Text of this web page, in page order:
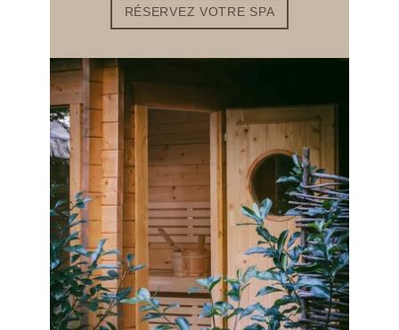
RÉSERVEZ VOTRE SPA